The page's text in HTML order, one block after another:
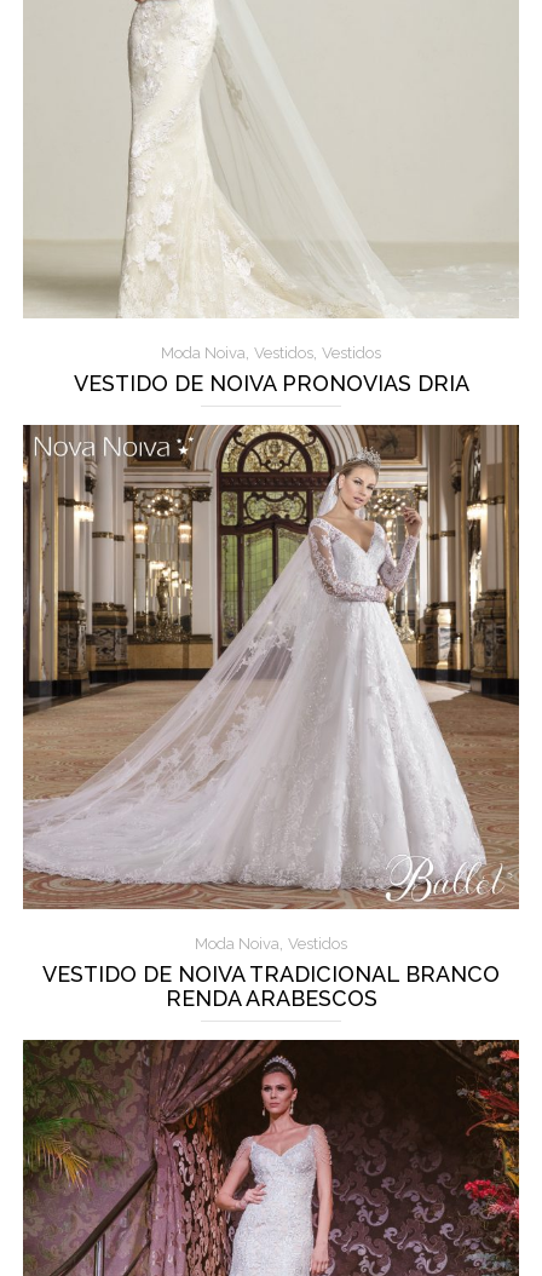
Moda Noiva, Vestidos, Vestidos
VESTIDO DE NOIVA PRONOVIAS DRIA
Moda Noiva, Vestidos
VESTIDO DE NOIVA TRADICIONAL BRANCO
RENDA ARABESCOS